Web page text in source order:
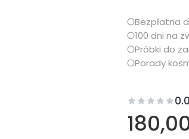
Bezpłatna
100 dni na
Próbki do
Porady
Cena